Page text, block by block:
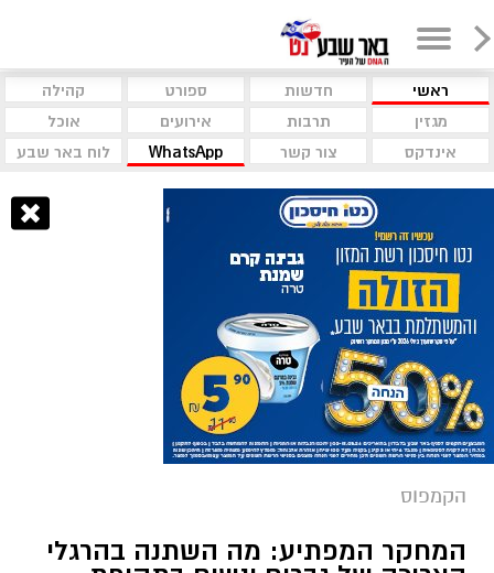
ראשי חדשות ספורט
קהילה
מגזין
תרבות אירועים
אוכל
אינדקס
צור קשר WhatsApp לוח באר שבע
הקמפוס
המחקר המפתיע: מה השתנה בהרגלי